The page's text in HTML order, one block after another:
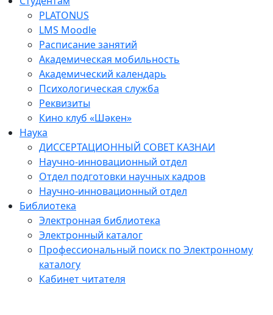
PLATONUS
LMS Moodle
Расписание занятий
Академическая мобильность
Академический календарь
Психологическая служба
Реквизиты
Кино клуб «Шәкен»
Наука
ДИССЕРТАЦИОННЫЙ СОВЕТ КАЗНАИ
Научно-инновационный отдел
Отдел подготовки научных кадров
Научно-инновационный отдел
Библиотека
Электронная библиотека
Электронный каталог
Профессиональный поиск по Электронному
каталогу
Кабинет читателя